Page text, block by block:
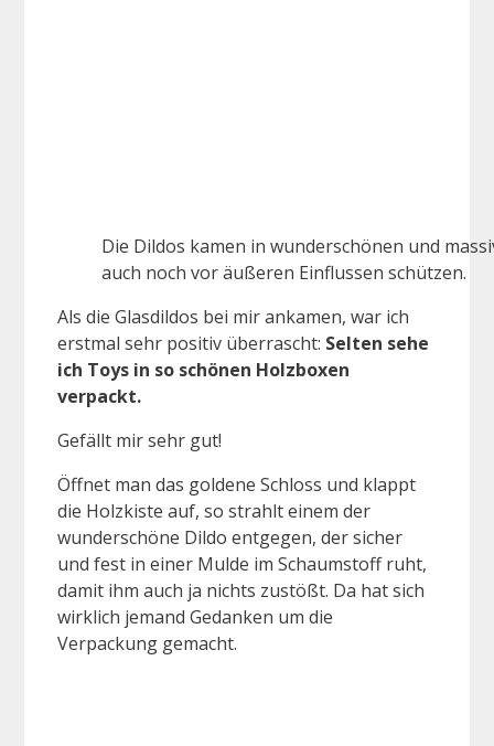
Die Dildos kamen in wunderschönen und
auch noch vor äußeren Einflussen schützen.
Als die Glasdildos bei mir ankamen, war ich
erstmal sehr positiv überrascht: Selten sehe
ich Toys in so schönen Holzboxen
verpackt.
Gefällt mir sehr gut!
Öffnet man das goldene Schloss und klappt
die Holzkiste auf, so strahlt einem der
wunderschöne Dildo entgegen, der sicher
und fest in einer Mulde im Schaumstoff ruht,
damit ihm auch ja nichts zustößt. Da hat sich
wirklich jemand Gedanken um die
Verpackung gemacht.